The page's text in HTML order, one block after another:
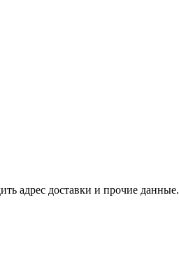
адрес доставки и прочие данные.